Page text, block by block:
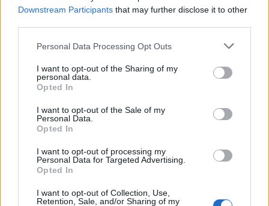
Downstream Participants that may further disclose it to other
Personal Data Processing Opt Outs
I want to opt-out of the Sharing of my
personal data.
Opted In
I want to opt-out of the Sale of my
Personal Data.
Opted In
I want to opt-out of processing my
Personal Data for Targeted Advertising.
Opted In
I want to opt-out of Collection, Use,
Retention, Sale, and/or Sharing of my
Saros pelaa NHL:n
Aleksander Barkov loukkaantui
Leijonat julkisti ketjut Sveitsi-peliin –
Aleksander Barkov tekee paluun
kaukaloon
Venäläisveskari sekosi Suomen 2.